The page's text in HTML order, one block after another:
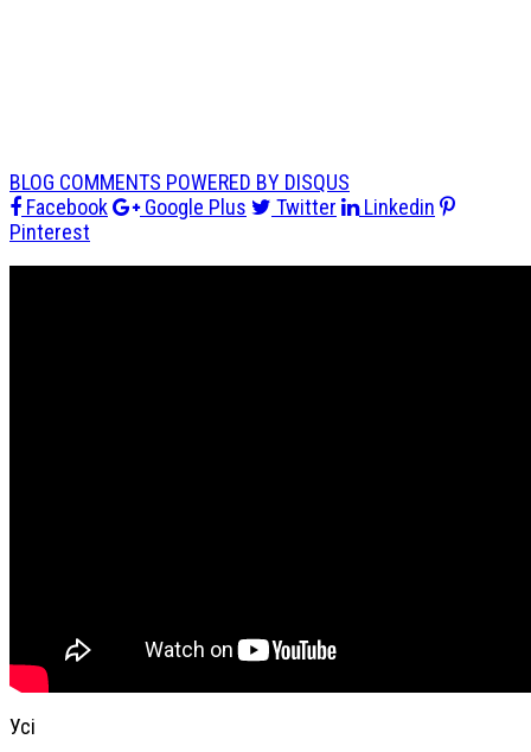
BLOG COMMENTS POWERED BY DISQUS
Facebook
Google Plus Twitter
Linkedin
Pinterest
Усі